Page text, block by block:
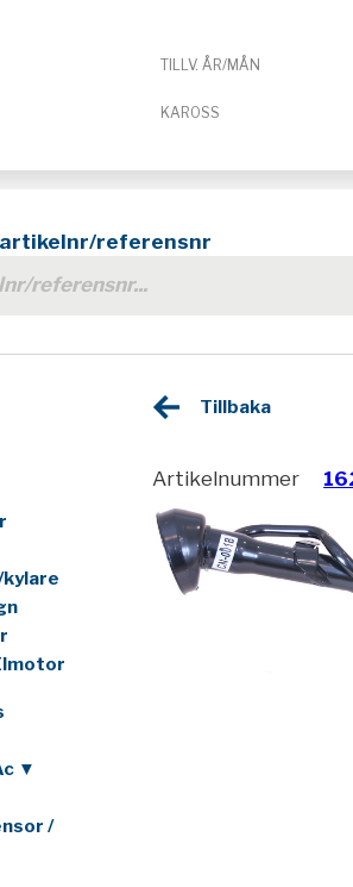
TILLV. ÅR/MÅN
KAROSS
artikelnr/referensnr
kylare
▼
/
Tillbaka
Artikelnummer